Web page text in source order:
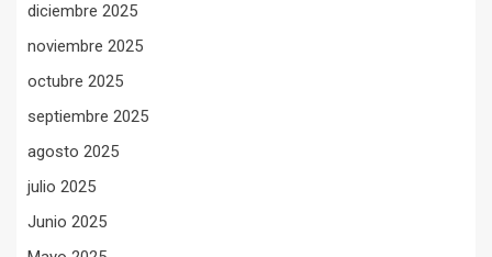
diciembre 2025
noviembre 2025
octubre 2025
septiembre 2025
agosto 2025
julio 2025
Junio 2025